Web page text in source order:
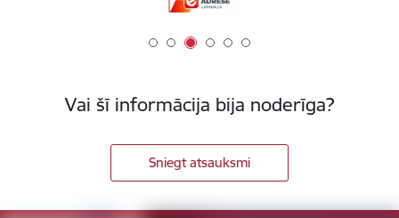
Vai šī informācija bija noderīga?
Sniegt atsauksmi